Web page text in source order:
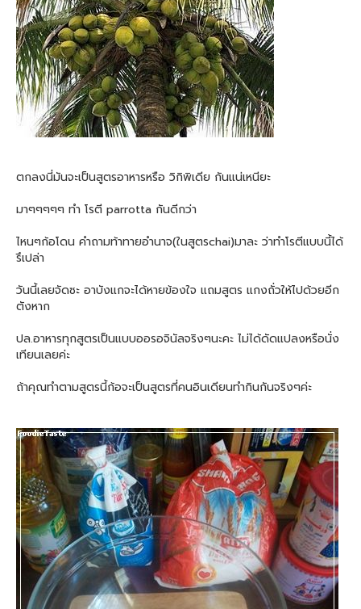
ตกลงนี่มันจะเป็นสูตรอาหารหรือ วิกิพิเดีย กันแน่เหนียะ
มาๆๆๆๆๆ ทำ โรตี parrotta กันดีกว่า
ไหนๆก้อโดน คำถามท้าทายอำนาจ(ในสูตรchai)มาละ ว่าทำโรตีแบบนี้ได้
รึเปล่า
วันนี้เลยจัดซะ อาบังแกจะได้หายข้องใจ แถมสูตร แกงถั่วให้ไปด้วยอีก
ตังหาก
ปล.อาหารทุกสูตรเป็นแบบออรอจินัลจริงๆนะคะ ไม่ได้ดัดแปลงหรือนั่ง
เทียนเลยค่ะ
ถ้าคุณทำตามสูตรนี้ก้อจะเป็นสูตรที่คนอินเดียนทำกินกันจริงๆค่ะ